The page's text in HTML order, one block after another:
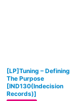
[LP]Tuning ‎– Defining
The Purpose
[IND130(Indecision
Records)]